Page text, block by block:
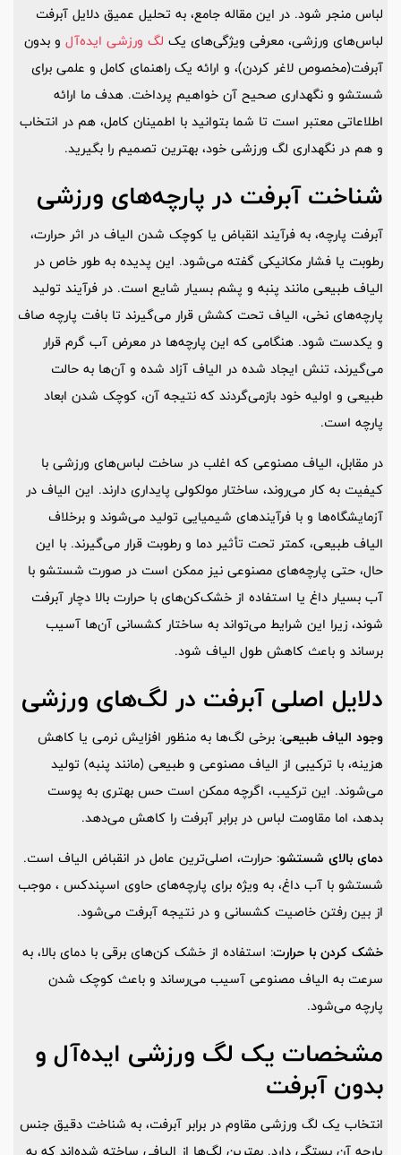
لباس منجر شود. در این مقاله جامع، به تحلیل عمیق دلایل آبرفت
لباس‌های ورزشی، معرفی ویژگی‌های یک لگ ورزشی ایده‌آل و بدون
آبرفت(مخصوص لاغر کردن)، و ارائه یک راهنمای کامل و علمی برای
شستشو و نگهداری صحیح آن خواهیم پرداخت. هدف ما ارائه
اطلاعاتی معتبر است تا شما بتوانید با اطمینان کامل، هم در انتخاب
و هم در نگهداری لگ ورزشی خود، بهترین تصمیم را بگیرید.
شناخت آبرفت در پارچه‌های ورزشی
آبرفت پارچه، به فرآیند انقباض یا کوچک شدن الیاف در اثر حرارت،
رطوبت یا فشار مکانیکی گفته می‌شود. این پدیده به طور خاص در
الیاف طبیعی مانند پنبه و پشم بسیار شایع است. در فرآیند تولید
پارچه‌های نخی، الیاف تحت کشش قرار می‌گیرند تا بافت پارچه صاف
و یکدست شود. هنگامی که این پارچه‌ها در معرض آب گرم قرار
می‌گیرند، تنش ایجاد شده در الیاف آزاد شده و آن‌ها به حالت
طبیعی و اولیه خود بازمی‌گردند که نتیجه آن، کوچک شدن ابعاد
پارچه است.
در مقابل، الیاف مصنوعی که اغلب در ساخت لباس‌های ورزشی با
کیفیت به کار می‌روند، ساختار مولکولی پایداری دارند. این الیاف در
آزمایشگاه‌ها و با فرآیندهای شیمیایی تولید می‌شوند و برخلاف
الیاف طبیعی، کمتر تحت تأثیر دما و رطوبت قرار می‌گیرند. با این
حال، حتی پارچه‌های مصنوعی نیز ممکن است در صورت شستشو با
آب بسیار داغ یا استفاده از خشک‌کن‌های با حرارت بالا دچار آبرفت
شوند، زیرا این شرایط می‌تواند به ساختار کشسانی آن‌ها آسیب
برساند و باعث کاهش طول الیاف شود.
دلایل اصلی آبرفت در لگ‌های ورزشی
وجود الیاف طبیعی: برخی لگ‌ها به منظور افزایش نرمی یا کاهش
هزینه، با ترکیبی از الیاف مصنوعی و طبیعی (مانند پنبه) تولید
می‌شوند. این ترکیب، اگرچه ممکن است حس بهتری به پوست
بدهد، اما مقاومت لباس در برابر آبرفت را کاهش می‌دهد.
دمای بالای شستشو: حرارت، اصلی‌ترین عامل در انقباض الیاف است.
شستشو با آب داغ، به ویژه برای پارچه‌های حاوی اسپندکس ، موجب
از بین رفتن خاصیت کشسانی و در نتیجه آبرفت می‌شود.
خشک کردن با حرارت: استفاده از خشک ‌کن‌های برقی با دمای بالا، به
سرعت به الیاف مصنوعی آسیب می‌رساند و باعث کوچک شدن
پارچه می‌شود.
مشخصات یک لگ ورزشی ایده‌آل و
بدون آبرفت
انتخاب یک لگ ورزشی مقاوم در برابر آبرفت، به شناخت دقیق جنس